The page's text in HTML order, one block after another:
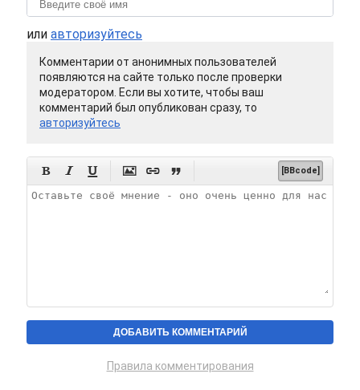
или авторизуйтесь
Комментарии от анонимных пользователей
появляются на сайте только после проверки
модератором. Если вы хотите, чтобы ваш
комментарий был опубликован сразу, то
авторизуйтесь
      [BBcode]
Правила комментирования